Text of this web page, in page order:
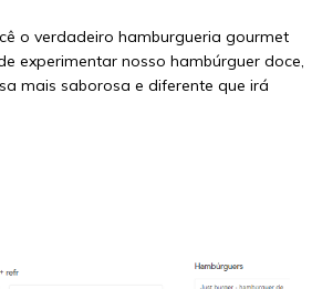
o verdadeiro hamburgueria gourmet
experimentar nosso hambúrguer doce,
mais saborosa e diferente que irá